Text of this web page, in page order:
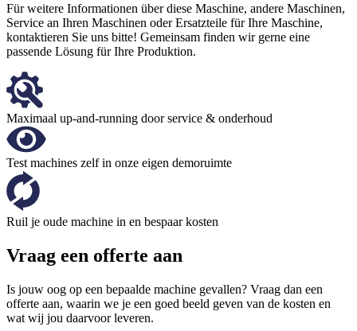
Für weitere Informationen über diese Maschine, andere Maschinen,
Service an Ihren Maschinen oder Ersatzteile für Ihre Maschine,
kontaktieren Sie uns bitte! Gemeinsam finden wir gerne eine
passende Lösung für Ihre Produktion.
Maximaal up-and-running door service & onderhoud
Test machines zelf in onze eigen demoruimte
Ruil je oude machine in en bespaar kosten
Vraag een offerte aan
Is jouw oog op een bepaalde machine gevallen? Vraag dan een
offerte aan, waarin we je een goed beeld geven van de kosten en
wat wij jou daarvoor leveren.